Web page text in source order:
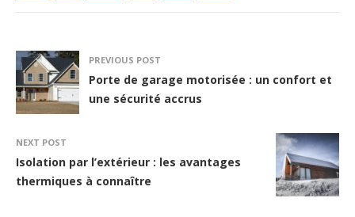
PREVIOUS POST
Porte de garage motorisée : un confort et
une sécurité accrus
NEXT POST
Isolation par l’extérieur : les avantages
thermiques à connaître